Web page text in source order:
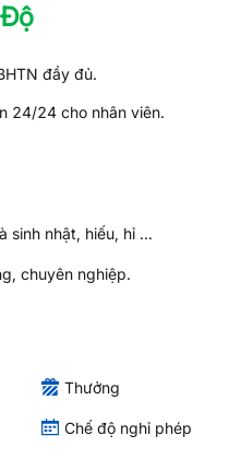
đầy đủ.
24/24 cho nhân viên.
sinh nhật, hiếu, hỉ ...
chuyên nghiệp.
Thưởng
Chế độ nghỉ phép